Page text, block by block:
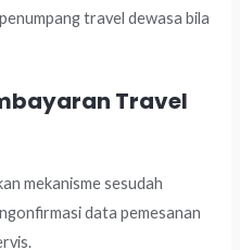
travel dewasa bila
Travel
mekanisme sesudah
data pemesanan